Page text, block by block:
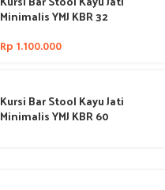
Minimalis YMJ KBR 32
Rp 1.100.000
Kursi Bar Stool Kayu Jati
Minimalis YMJ KBR 60